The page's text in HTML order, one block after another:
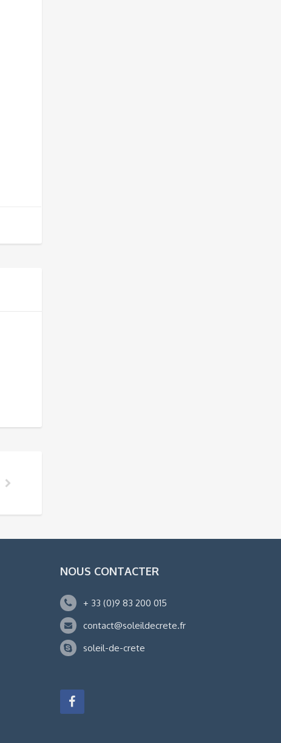
NOUS CONTACTER
+ 33 (0)9 83 200 015
contact@soleildecrete.fr
soleil-de-crete